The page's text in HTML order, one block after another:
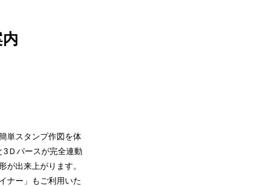
単スタンプ作図を体
Ｄパースが完全連動
が出来上がります。
ナー」もご利用いた